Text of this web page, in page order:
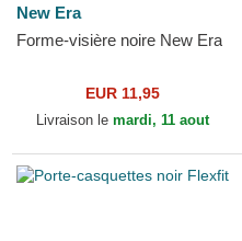
New Era
Forme-visière noire New Era
EUR 11,95
Livraison le mardi, 11 aout